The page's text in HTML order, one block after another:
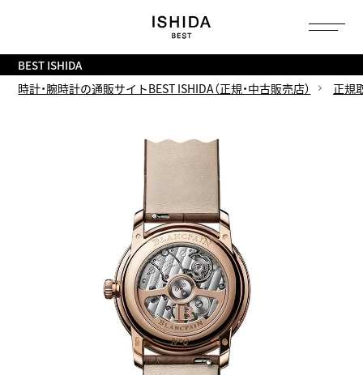
BEST ISHIDA
時計・腕時計の通販サイトBEST ISHIDA（正規・中古販売店）
正規
へ